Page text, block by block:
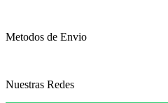
Metodos de Envio
Nuestras Redes